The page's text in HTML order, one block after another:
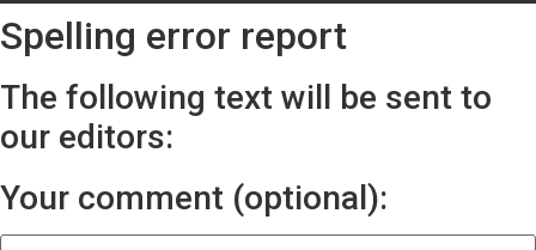
Spelling error report
The following text will be sent to
our editors:
Your comment (optional):